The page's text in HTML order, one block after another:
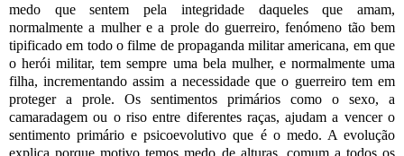
medo que sentem pela integridade daqueles que amam,
normalmente a mulher e a prole do guerreiro, fenómeno tão bem
tipificado em todo o filme de propaganda militar americana, em que
o herói militar, tem sempre uma bela mulher, e normalmente uma
filha, incrementando assim a necessidade que o guerreiro tem em
proteger a prole. Os sentimentos primários como o sexo, a
camaradagem ou o riso entre diferentes raças, ajudam a vencer o
sentimento primário e psicoevolutivo que é o medo. A evolução
explica porque motivo temos medo de alturas, comum a todos os